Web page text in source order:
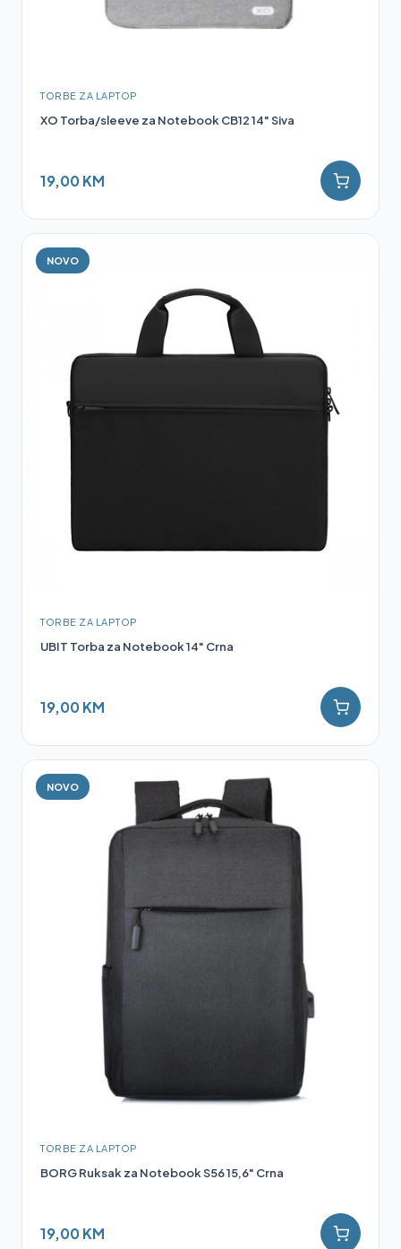
TORBE ZA LAPTOP
XO Torba/sleeve za Notebook CB12 14" Siva
19,00 KM
NOVO
TORBE ZA LAPTOP
UBIT Torba za Notebook 14" Crna
19,00 KM
NOVO
TORBE ZA LAPTOP
BORG Ruksak za Notebook S56 15,6" Crna
19,00 KM